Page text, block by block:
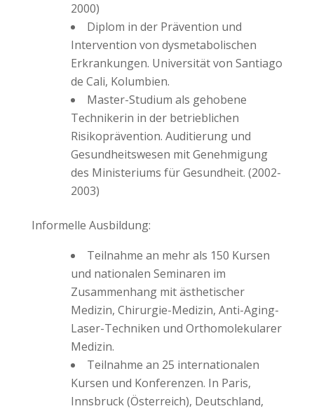
2000)
Diplom in der Prävention und
Intervention von dysmetabolischen
Erkrankungen. Universität von Santiago
de Cali, Kolumbien.
Master-Studium als gehobene
Technikerin in der betrieblichen
Risikoprävention. Auditierung und
Gesundheitswesen mit Genehmigung
des Ministeriums für Gesundheit. (2002-
2003)
Informelle Ausbildung:
Teilnahme an mehr als 150 Kursen
und nationalen Seminaren im
Zusammenhang mit ästhetischer
Medizin, Chirurgie-Medizin, Anti-Aging-
Laser-Techniken und Orthomolekularer
Medizin.
Teilnahme an 25 internationalen
Kursen und Konferenzen. In Paris,
Innsbruck (Österreich), Deutschland,